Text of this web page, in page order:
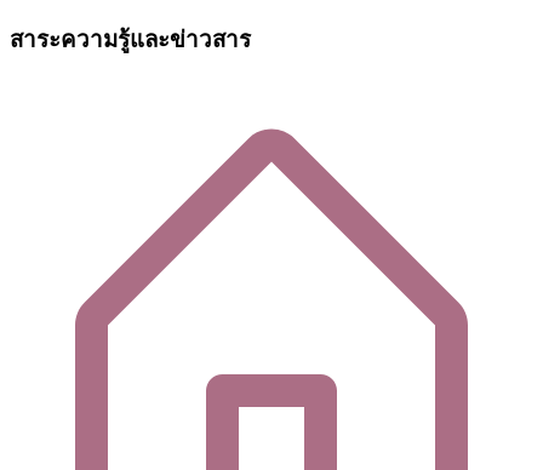
สาระความรู้และข่าวสาร